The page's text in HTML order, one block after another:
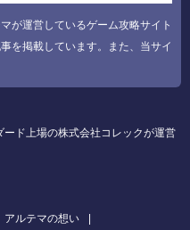
が運営しているゲーム攻略サイト
を掲載しています。また、当サイ
ード上場の株式会社コレックが運営
アルテマの想い